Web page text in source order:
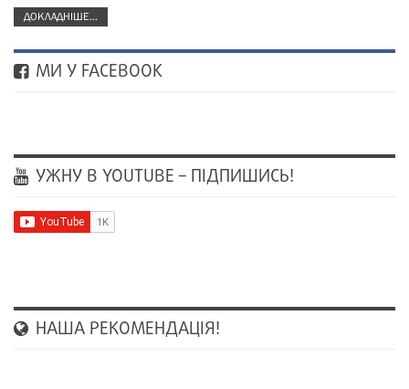
ДОКЛАДНІШЕ...
МИ У FACEBOOK
УЖНУ В YOUTUBE – ПІДПИШИСЬ!
НАША РЕКОМЕНДАЦІЯ!